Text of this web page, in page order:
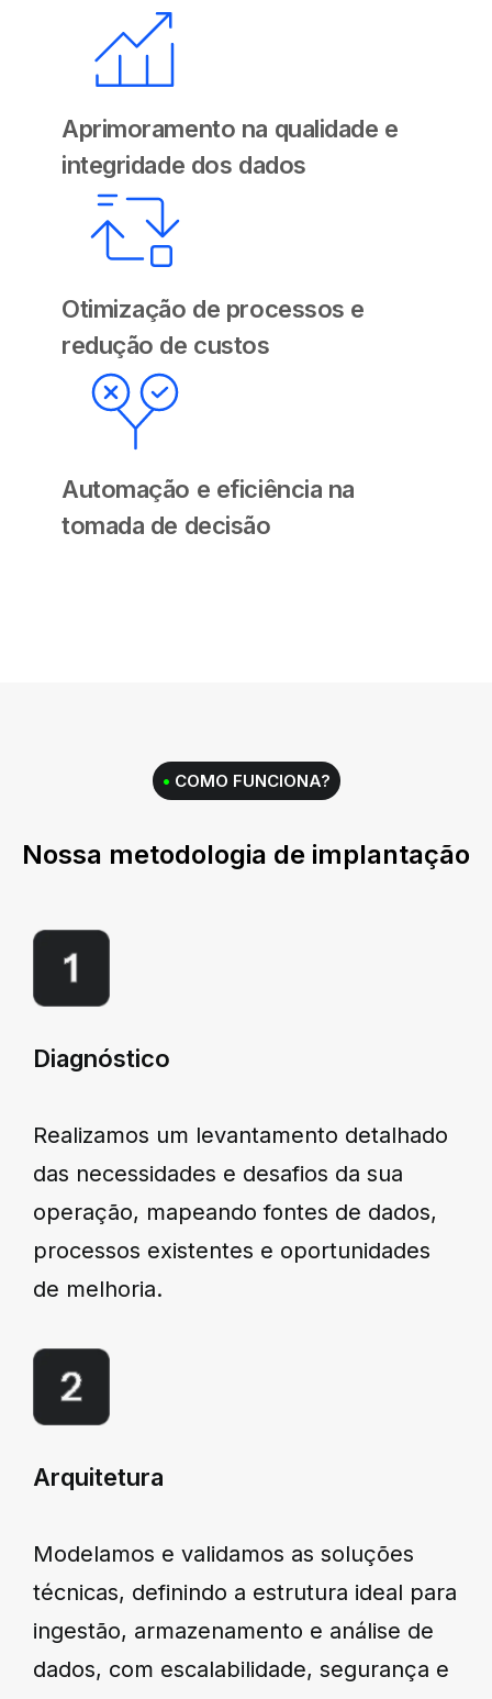
Aprimoramento na qualidade e
integridade dos dados
Otimização de processos e
redução de custos
Automação e eficiência na
tomada de decisão
• COMO FUNCIONA?
Nossa metodologia de implantação
Diagnóstico
Realizamos um levantamento detalhado
das necessidades e desafios da sua
operação, mapeando fontes de dados,
processos existentes e oportunidades
de melhoria.
Arquitetura
Modelamos e validamos as soluções
técnicas, definindo a estrutura ideal para
ingestão, armazenamento e análise de
dados, com escalabilidade, segurança e